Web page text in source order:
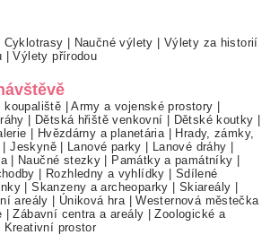
Cyklotrasy | Naučné výlety | Výlety za historií
|Výlety přírodou
koupaliště |Army a vojenské prostory |
| Dětská hřiště venkovní | Dětské koutky |
| Hvězdárny a planetária | Hrady, zámky,
|Jeskyně| Lanové parky | Lanové dráhy |
| Naučné stezky | Památky a památníky |
| Rozhledny a vyhlídky | Sdílené
|Skanzeny a archeoparky | Skiareály |
areály | Úniková hra |Westernová městečka
|Zábavní centra a areály |Zoologické a
Kreativní prostor